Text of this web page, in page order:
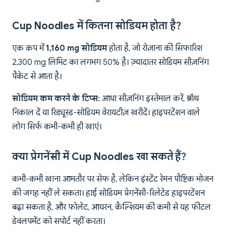
Cup Noodles में कितना सोडियम होता है?
एक कप में1,160 mg सोडियमहोता है, जो रोज़ाना की सिफारिश
2,300 mg लिमिट का लगभग 50% है। ज़्यादातर सोडियम सीज़निंग
पैकेट से आता है।
सोडियम कम करने के टिप्स: आधा सीज़निंग इस्तेमाल करें, ब्रॉथ
निकाल दें या रिड्यूस्ड-सोडियम वेरायटीज़ खरीदें। हाइपरटेंशन वाले
लोग सिर्फ कभी-कभी ही खाएं।
क्या प्रेगनेंसी में Cup Noodles खा सकते हैं?
कभी-कभी खाना आमतौर पर सेफ है, लेकिन इंस्टेंट रेमन पौष्टिक भोजन
की जगह नहीं ले सकता। हाई सोडियम प्रेगनेंसी-रिलेटेड हाइपरटेंशन
बढ़ा सकता है, और फोलेट, आयरन, कैल्शियम की कमी से यह फीटल
डेवलपमेंट को सपोर्ट नहीं करता।